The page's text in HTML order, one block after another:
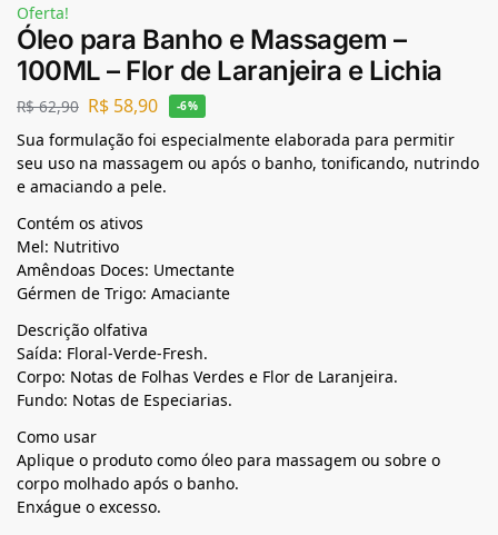
Oferta!
Óleo para Banho e Massagem –
100ML – Flor de Laranjeira e Lichia
R$62,90 R$ 58,90 -6%
Sua formulação foi especialmente elaborada para permitir
seu uso na massagem ou após o banho, tonificando, nutrindo
e amaciando a pele.
Contém os ativos
Mel: Nutritivo
Amêndoas Doces: Umectante
Gérmen de Trigo: Amaciante
Descrição olfativa
Saída: Floral-Verde-Fresh.
Corpo: Notas de Folhas Verdes e Flor de Laranjeira.
Fundo: Notas de Especiarias.
Como usar
Aplique o produto como óleo para massagem ou sobre o
corpo molhado após o banho.
Enxágue o excesso.